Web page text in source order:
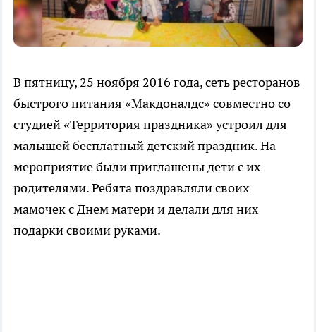
В пятницу, 25 ноября 2016 года, сеть ресторанов
быстрого питания «Макдоналдс» совместно со
студией «Территория праздника» устроил для
малышей бесплатный детский праздник. На
мероприятие были приглашены дети с их
родителями. Ребята поздравляли своих
мамочек с Днем матери и делали для них
подарки своими руками.